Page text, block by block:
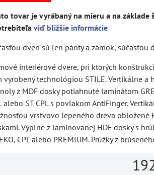
tovar je vyrábaný na mieru a na základe
viď bližšie informácie
dverí sú len pánty a zámok, súčasťou
interiérové dvere, pri ktorých
vyrobený technológiou STILE. Vertikálne a
z MDF dosky potiahnuté laminátom
alebo ST CPL s povlakom AntiFinger.
vrstvovo lepeného dreva obložené
Výplne z laminovanej HDF dosky s
CPL alebo PREMIUM. Prúžky z